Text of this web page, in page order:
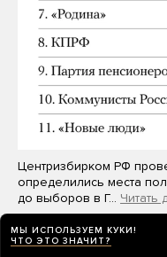
Центризбирком РФ
определились места
до выборов в Г… Читать
МЫ ИСПОЛЬЗУЕМ КУКИ!
ЧТО ЭТО ЗНАЧИТ?